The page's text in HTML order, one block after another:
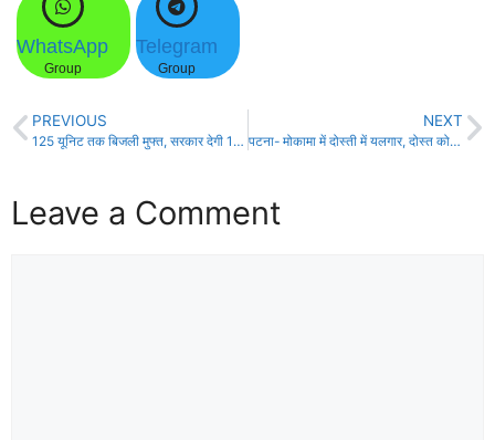
WhatsApp
Group
Telegram
Group
PREVIOUS
125 यूनिट तक बिजली मुफ्त, सरकार देगी 100% अनुदान -उपमुख्यमंत्री सम्राट चौधरी!
NEXT
पटना- मोकामा में दोस्ती में यलगार, दोस्त को चाकू से गोदा!
Leave a Comment